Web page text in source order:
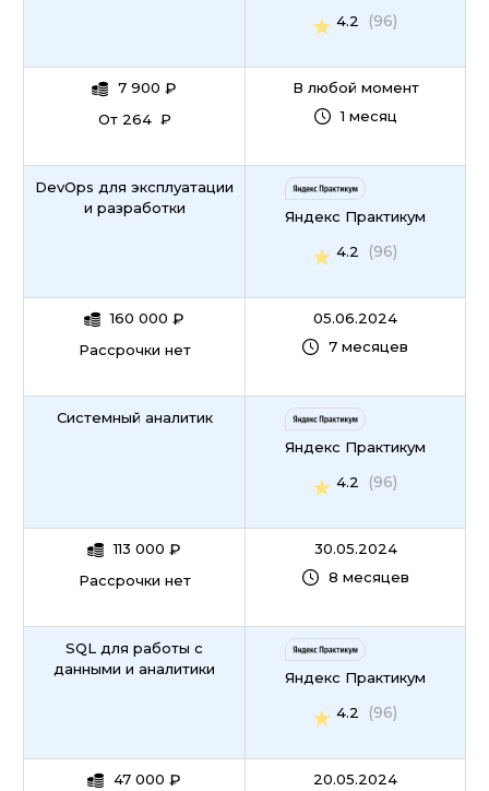
7 900 ₽
От 264 ₽
4.2
(96)
В любой момент
1 месяц
DevOps для эксплуатации
и разработки
160 000 ₽
Рассрочки нет
Яндекс Практикум
4.2
(96)
05.06.2024
7 месяцев
Системный аналитик
113 000 ₽
Рассрочки нет
Яндекс Практикум
4.2
(96)
30.05.2024
8 месяцев
SQL для работы с
данными и аналитики
47 000 ₽
Яндекс Практикум
4.2
(96)
20.05.2024